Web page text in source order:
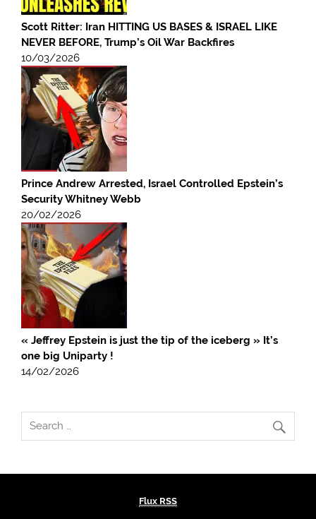
Scott Ritter: Iran HITTING US BASES & ISRAEL LIKE
NEVER BEFORE, Trump’s Oil War Backfires
10/03/2026
Prince Andrew Arrested, Israel Controlled Epstein’s
Security Whitney Webb
20/02/2026
« Jeffrey Epstein is just the tip of the iceberg » It’s
one big Uniparty !
14/02/2026
Flux RSS